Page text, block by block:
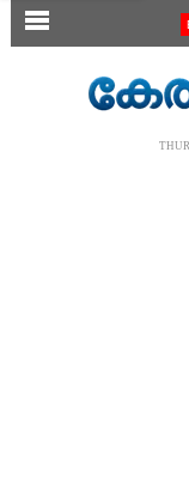
SECTIONS